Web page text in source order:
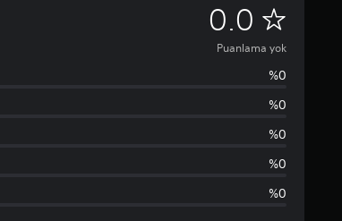
0.0 P
u
a
n
a
Puanlama yok
%0
%0
%0
%0
%0